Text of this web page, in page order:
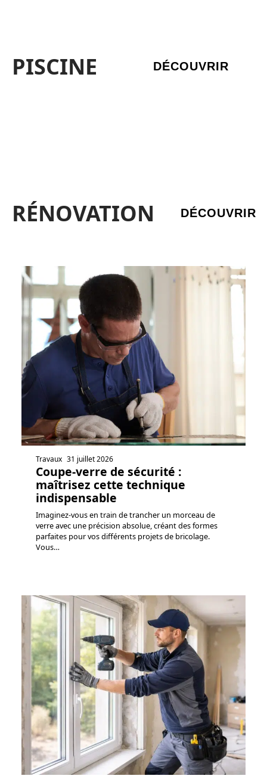
PISCINE DÉCOUVRIR
RÉNOVATION DÉCOUVRIR
Travaux 31 juillet 2026
Coupe-verre de sécurité :
maîtrisez cette technique
indispensable
Imaginez-vous en train de trancher un morceau de
verre avec une précision absolue, créant des formes
parfaites pour vos différents projets de bricolage.
Vous…